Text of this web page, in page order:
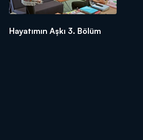
Hayatımın Aşkı 3. Bölüm